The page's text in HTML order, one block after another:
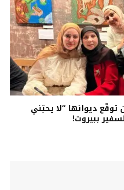
توقّع ديوانها “لا يحبّني
ببيروت!